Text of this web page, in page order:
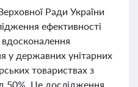
Ради України
ефективності
у державних унітарних
товариствах з
50%. Це дослідження